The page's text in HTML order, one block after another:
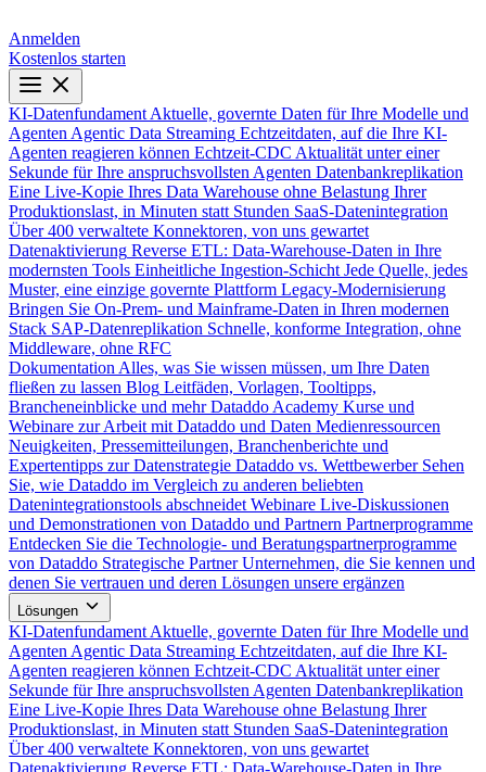
Anmelden
Kostenlos starten
KI-Datenfundament Aktuelle, governte Daten für Ihre Modelle und
Agenten Agentic Data Streaming Echtzeitdaten, auf die Ihre KI-
Agenten reagieren können Echtzeit-CDC Aktualität unter einer
Sekunde für Ihre anspruchsvollsten Agenten Datenbankreplikation
Eine Live-Kopie Ihres Data Warehouse ohne Belastung Ihrer
Produktionslast, in Minuten statt Stunden SaaS-Datenintegration
Über 400 verwaltete Konnektoren, von uns gewartet
Datenaktivierung Reverse ETL: Data-Warehouse-Daten in Ihre
modernsten Tools Einheitliche Ingestion-Schicht Jede Quelle, jedes
Muster, eine einzige governte Plattform Legacy-Modernisierung
Bringen Sie On-Prem- und Mainframe-Daten in Ihren modernen
Stack SAP-Datenreplikation Schnelle, konforme Integration, ohne
Middleware, ohne RFC
Dokumentation Alles, was Sie wissen müssen, um Ihre Daten
fließen zu lassen Blog Leitfäden, Vorlagen, Tooltipps,
Brancheneinblicke und mehr Dataddo Academy Kurse und
Webinare zur Arbeit mit Dataddo und Daten Medienressourcen
Neuigkeiten, Pressemitteilungen, Branchenberichte und
Expertentipps zur Datenstrategie Dataddo vs. Wettbewerber Sehen
Sie, wie Dataddo im Vergleich zu anderen beliebten
Datenintegrationstools abschneidet Webinare Live-Diskussionen
und Demonstrationen von Dataddo und Partnern Partnerprogramme
Entdecken Sie die Technologie- und Beratungspartnerprogramme
von Dataddo Strategische Partner Unternehmen, die Sie kennen und
denen Sie vertrauen und deren Lösungen unsere ergänzen
Lösungen
KI-Datenfundament Aktuelle, governte Daten für Ihre Modelle und
Agenten Agentic Data Streaming Echtzeitdaten, auf die Ihre KI-
Agenten reagieren können Echtzeit-CDC Aktualität unter einer
Sekunde für Ihre anspruchsvollsten Agenten Datenbankreplikation
Eine Live-Kopie Ihres Data Warehouse ohne Belastung Ihrer
Produktionslast, in Minuten statt Stunden SaaS-Datenintegration
Über 400 verwaltete Konnektoren, von uns gewartet
Datenaktivierung Reverse ETL: Data-Warehouse-Daten in Ihre